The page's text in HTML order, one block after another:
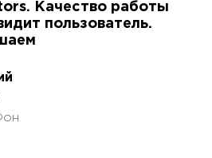
Качество работы
пользователь.